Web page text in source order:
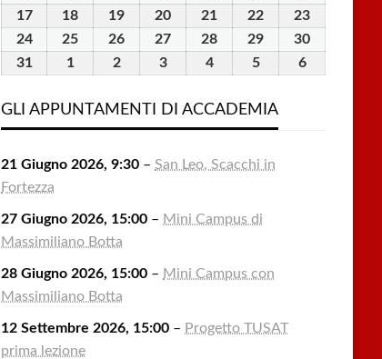
2026
2026
2026
2026
2026
2026
2026
Agosto
2026
Agosto
2026
Agosto
2026
Agosto
2026
Agosto
2026
Agosto
2026
1717
Agosto
18
Agosto
19
Agosto
20
Agosto
21
Agosto
22
Agosto
23
2424
Agosto
25
Agosto
26
Agosto
27
Agosto
28
Agosto
29
Agosto
30
3131
2026
11
2026
22
2026
33
2026
44
2026
55
2026
66
GLI APPUNTAMENTI DI ACCADEMIA
21 Giugno 2026, 9:30 –San Leo, Scacchi in
Fortezza
27 Giugno 2026, 15:00 – Mini Campus di
Massimiliano Botta
28 Giugno 2026, 15:00 – Mini Campus con
Massimiliano Botta
12 Settembre 2026, 15:00 – Progetto TUSAT
prima lezione